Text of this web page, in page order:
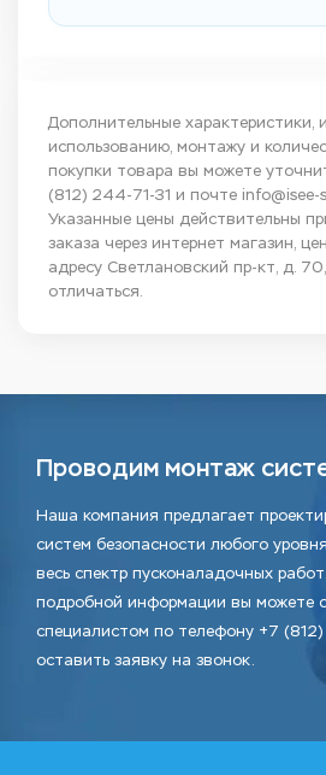
Дополнительные
использованию, монтажу и
покупки товара вы можете
(812) 244-71-31 и почте info@isee-
Указанные цены действительны
заказа через интернет магазин,
адресу Светлановский пр-кт, д. 70,
отличаться.
Проводим монтаж
Наша компания предлагает
систем безопасности любого
весь спектр пусконаладочных
подробной информации вы можете
специалистом по телефону +7
оставить заявку на звонок.